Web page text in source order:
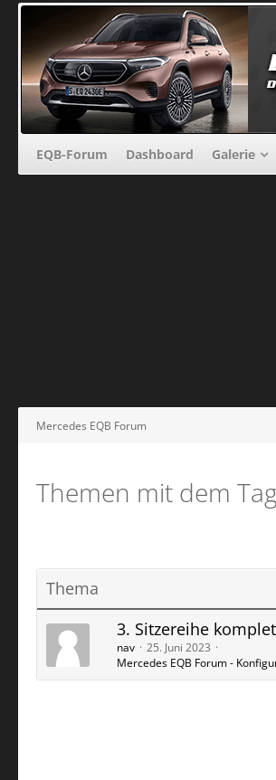
EQB-Forum Dashboard Galerie
Mercedes EQB Forum
Themen mit dem
Thema
3. Sitzereihe
nav
25. Juni 2023
Mercedes EQB Forum -